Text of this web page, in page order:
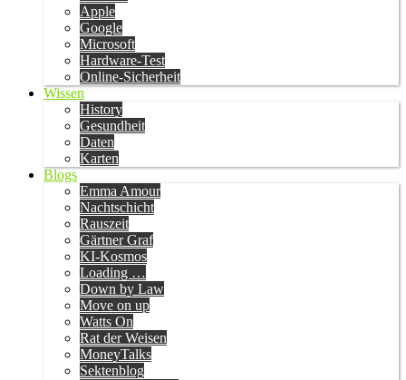
Apple
Google
Microsoft
Hardware-Test
Online-Sicherheit
Wissen
History
Gesundheit
Daten
Karten
Blogs
Emma Amour
Nachtschicht
Rauszeit
Gärtner Graf
KI-Kosmos
Loading …
Down by Law
Move on up
Watts On
Rat der Weisen
MoneyTalks
Sektenblog